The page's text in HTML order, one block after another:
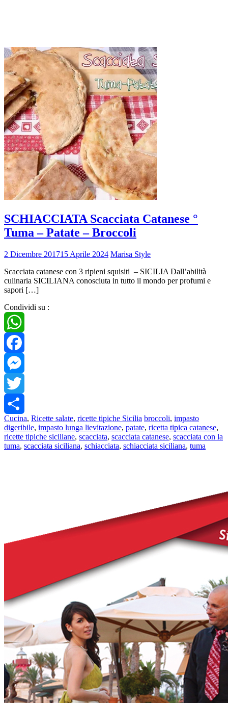
SCHIACCIATA Scacciata Catanese °
Tuma – Patate – Broccoli
2 Dicembre 201715 Aprile 2024 Marisa Style
Scacciata catanese con 3 ripieni squisiti – SICILIA Dall’abilità
culinaria SICILIANA conosciuta in tutto il mondo per profumi e
sapori […]
Condividi su :
WhatsApp
Facebook
Messenger
Twitter
Share
Cucina, Ricette salate, ricette tipiche Sicilia broccoli, impasto
digeribile, impasto lunga lievitazione, patate, ricetta tipica catanese,
ricette tipiche siciliane, scacciata, scacciata catanese, scacciata con la
tuma, scacciata siciliana, schiacciata, schiacciata siciliana, tuma